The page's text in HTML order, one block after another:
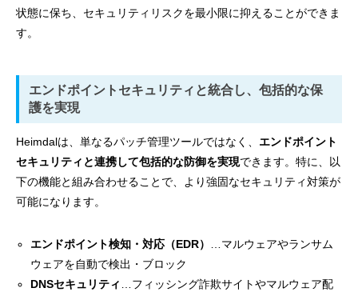
状態に保ち、セキュリティリスクを最小限に抑えることができま
す。
エンドポイントセキュリティと統合し、包括的な保
護を実現
Heimdalは、単なるパッチ管理ツールではなく、 エンドポイント
セキュリティと連携して包括的な防御を実現できます。特に、以
下の機能と組み合わせることで、より強固なセキュリティ対策が
可能になります。
エンドポイント検知・対応（EDR）
…マルウェアやランサム
ウェアを自動で検出・ブロック
DNSセキュリティ
…フィッシング詐欺サイトやマルウェア配